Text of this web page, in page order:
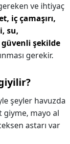
ve ihtiyaç
iç çamaşırı,
su,
güvenli şekilde
gerekir.
şeyler havuzda
giyme, mayo al
astarı var